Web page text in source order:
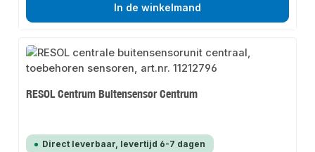
In de winkelmand
RESOL Centrum Buitensensor Centrum
Direct leverbaar, levertijd 6-7 dagen